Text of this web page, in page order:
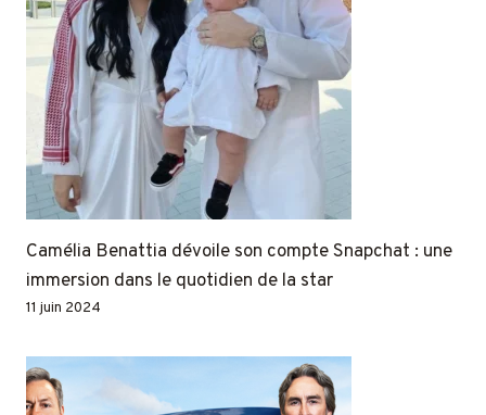
Camélia Benattia dévoile son compte Snapchat : une
immersion dans le quotidien de la star
11 juin 2024